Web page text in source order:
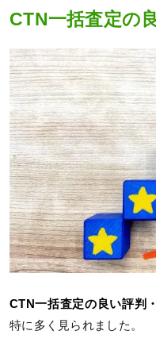
CTN一括査定の
CTN一括査定の良い評判
特に多く見られました。